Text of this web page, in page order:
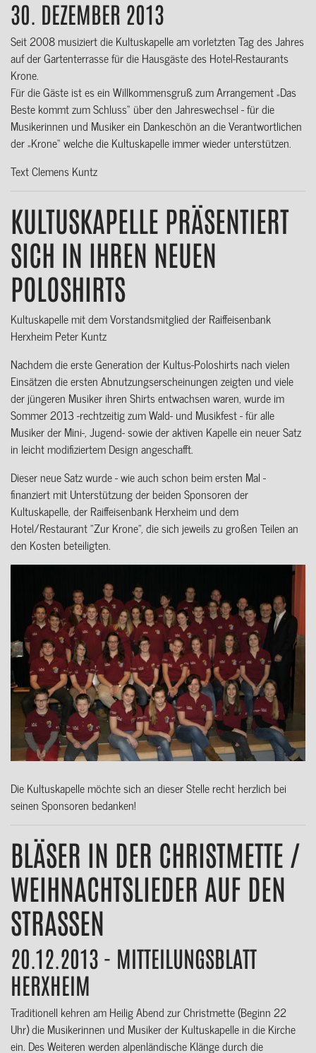
30. DEZEMBER 2013
Seit 2008 musiziert die Kultuskapelle am vorletzten Tag des Jahres
auf der Gartenterrasse für die Hausgäste des Hotel-Restaurants
Krone.
Für die Gäste ist es ein Willkommensgruß zum Arrangement „Das
Beste kommt zum Schluss“ über den Jahreswechsel - für die
Musikerinnen und Musiker ein Dankeschön an die Verantwortlichen
der „Krone“ welche die Kultuskapelle immer wieder unterstützen.
Text Clemens Kuntz
KULTUSKAPELLE PRÄSENTIERT
SICH IN IHREN NEUEN
POLOSHIRTS
Kultuskapelle mit dem Vorstandsmitglied der Raiffeisenbank
Herxheim Peter Kuntz
Nachdem die erste Generation der Kultus-Poloshirts nach vielen
Einsätzen die ersten Abnutzungserscheinungen zeigten und viele
der jüngeren Musiker ihren Shirts entwachsen waren, wurde im
Sommer 2013 -rechtzeitig zum Wald- und Musikfest - für alle
Musiker der Mini-, Jugend- sowie der aktiven Kapelle ein neuer Satz
in leicht modifiziertem Design angeschafft.
Dieser neue Satz wurde - wie auch schon beim ersten Mal -
finanziert mit Unterstützung der beiden Sponsoren der
Kultuskapelle, der Raiffeisenbank Herxheim und dem
Hotel/Restaurant "Zur Krone", die sich jeweils zu großen Teilen an
den Kosten beteiligten.
Die Kultuskapelle möchte sich an dieser Stelle recht herzlich bei
seinen Sponsoren bedanken!
BLÄSER IN DER CHRISTMETTE /
WEIHNACHTSLIEDER AUF DEN
STRASSEN
20.12.2013 - MITTEILUNGSBLATT
HERXHEIM
Traditionell kehren am Heilig Abend zur Christmette (Beginn 22
Uhr) die Musikerinnen und Musiker der Kultuskapelle in die Kirche
ein. Des Weiteren werden alpenländische Klänge durch die